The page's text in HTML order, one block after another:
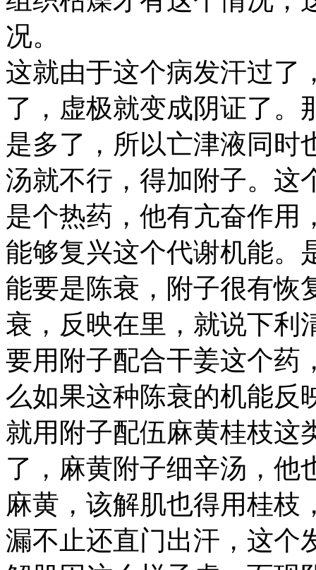
况。
这就由于这个病发汗过了
了，虚极就变成阴证了。
是多了，所以亡津液同时
汤就不行，得加附子。这
是个热药，他有亢奋作用
能够复兴这个代谢机能。
能要是陈衰，附子很有恢
衰，反映在里，就说下利
要用附子配合干姜这个药
么如果这种陈衰的机能反
就用附子配伍麻黄桂枝这
了，麻黄附子细辛汤，他
麻黄，该解肌也得用桂枝
漏不止还直门出汗，这个